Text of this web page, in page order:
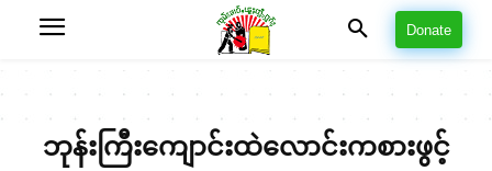
Donate
ဘုန်းကြီးကျောင်းထဲလောင်းကစားဖွင့်